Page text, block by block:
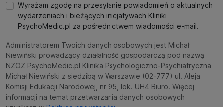
Wyrażam zgodę na przesyłanie powiadomień o aktualnych
wydarzeniach i bieżących inicjatywach Kliniki
PsychoMedic.pl za pośrednictwem wiadomości e-mail.
Administratorem Twoich danych osobowych jest Michał
Niewiński prowadzący działalność gospodarczą pod nazwą
NZOZ PsychoMedic.pl Klinika Psychologiczno-Psychiatryczna
Michał Niewiński z siedzibą w Warszawie (02-777) ul. Aleja
Komisji Edukacji Narodowej, nr 95, lok. UH4 Biuro. Więcej
informacji na temat przetwarzania danych osobowych